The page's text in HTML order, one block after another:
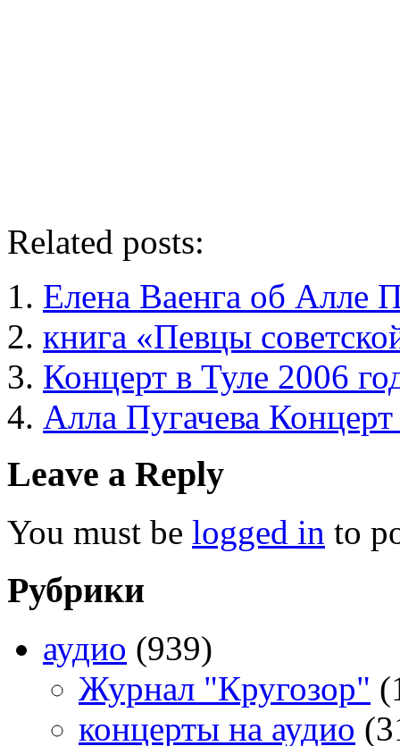
Related posts:
Елена Ваенга об Алле
книга «Певцы
Концерт в Туле 2006
Алла Пугачева
Leave a Reply
You must be logged in to
Рубрики
аудио (939)
Журнал "Кругозор"
концерты на аудио